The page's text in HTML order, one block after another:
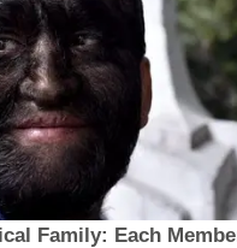
Family: Each